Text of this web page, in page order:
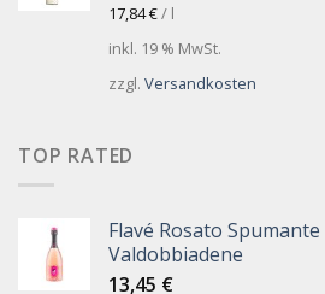
17,84€/ l
inkl. 19 % MwSt.
zzgl. Versandkosten
TOP RATED
Flavé Rosato
Valdobbiadene
13,45 €